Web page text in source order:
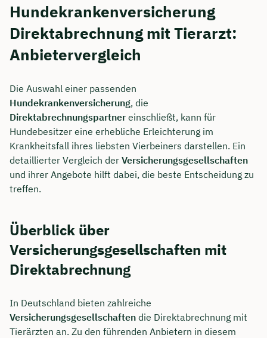
Hundekrankenversicherung
Direktabrechnung mit Tierarzt:
Anbietervergleich
Die Auswahl einer passenden
Hundekrankenversicherung, die
Direktabrechnungspartner einschließt, kann für
Hundebesitzer eine erhebliche Erleichterung im
Krankheitsfall ihres liebsten Vierbeiners darstellen. Ein
detaillierter Vergleich der Versicherungsgesellschaften
und ihrer Angebote hilft dabei, die beste Entscheidung zu
treffen.
Überblick über
Versicherungsgesellschaften mit
Direktabrechnung
In Deutschland bieten zahlreiche
Versicherungsgesellschaften die Direktabrechnung mit
Tierärzten an. Zu den führenden Anbietern in diesem